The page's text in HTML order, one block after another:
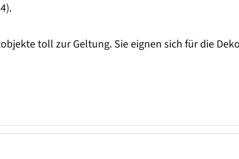
toll zur Geltung. Sie eignen sich für die